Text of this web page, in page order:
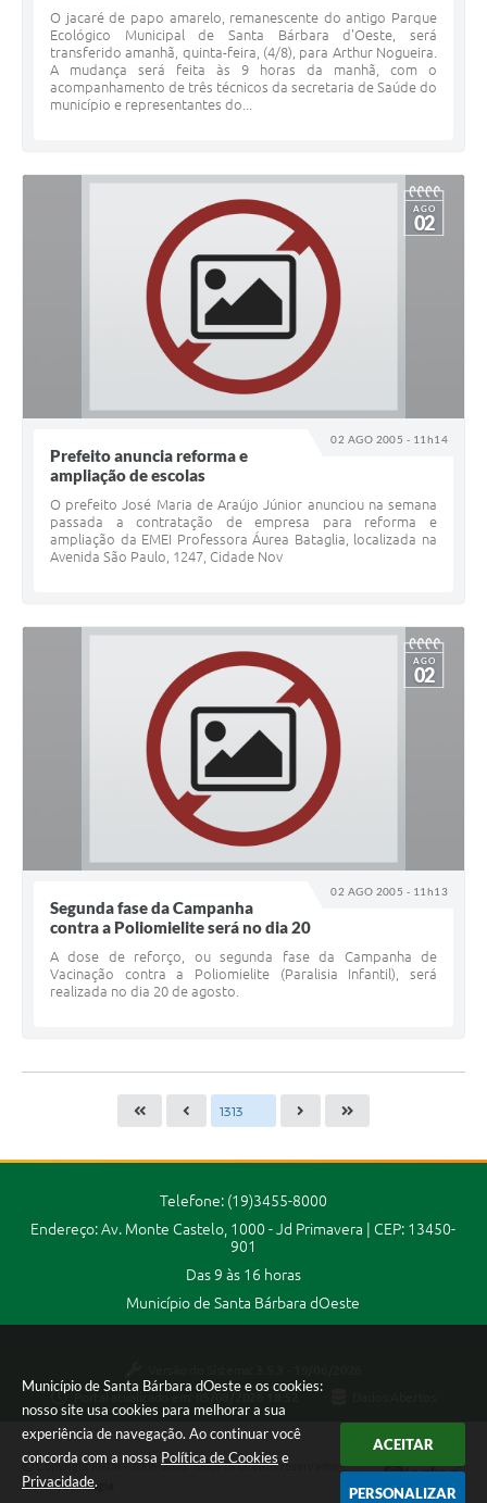
Município de Santa Bárbara dOeste e os cookies:
nosso site usa cookies para melhorar a sua
experiência de navegação. Ao continuar você
concorda com a nossa Política de Cookies e
Privacidade.
ACEITAR
PERSONALIZAR
O jacaré de papo amarelo, remanescente do antigo Parque
Ecológico Municipal de Santa Bárbara d'Oeste, será
transferido amanhã, quinta-feira, (4/8), para Arthur Nogueira.
A mudança será feita às 9 horas da manhã, com o
acompanhamento de três técnicos da secretaria de Saúde do
município e representantes do...
02 AGO 2005 - 11h14
AGO
02
Prefeito anuncia reforma e
ampliação de escolas
O prefeito José Maria de Araújo Júnior anunciou na semana
passada a contratação de empresa para reforma e
ampliação da EMEI Professora Áurea Bataglia, localizada na
Avenida São Paulo, 1247, Cidade Nov
02 AGO 2005 - 11h13
AGO
02
Segunda fase da Campanha
contra a Poliomielite será no dia 20
A dose de reforço, ou segunda fase da Campanha de
Vacinação contra a Poliomielite (Paralisia Infantil), será
realizada no dia 20 de agosto.
Telefone: (19)3455-8000
Endereço: Av. Monte Castelo, 1000 - Jd Primavera | CEP: 13450-
901
Das 9 às 16 horas
Município de Santa Bárbara dOeste
Copyright Instar - 2006-2026. Todos os direitos reservados -
Instar Tecnologia